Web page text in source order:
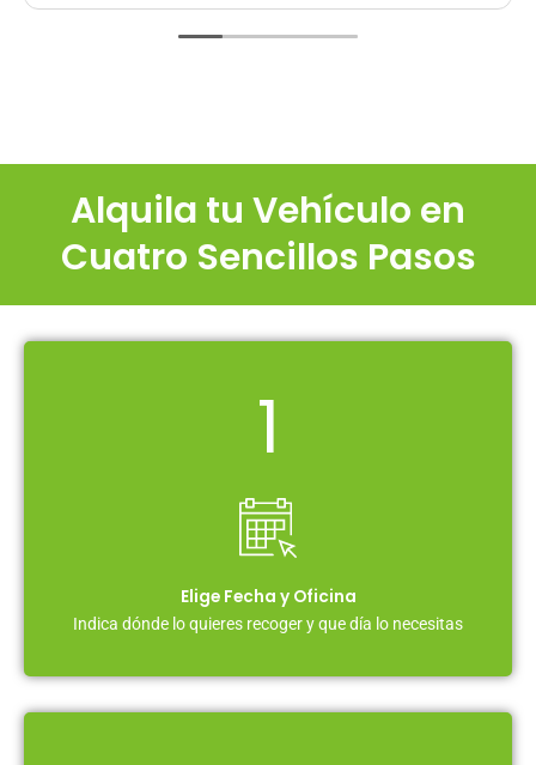
Alquila tu Vehículo en
Cuatro Sencillos Pasos
1
Elige Fecha y Oficina
Indica dónde lo quieres recoger y que día lo necesitas